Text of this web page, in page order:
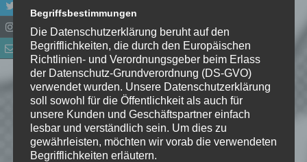
E-Mail-Adresse
Website
*Ich habe die
Datenschutzerklärungzur
Kenntnis genommen. Ich stimme
zu, dass meine Angaben dauerhaft
gespeichert werden.
Begriffsbestimmungen
Die Datenschutzerklärung beruht auf den
Begrifflichkeiten, die durch den Europäischen
Richtlinien- und Verordnungsgeber beim Erlass
der Datenschutz-Grundverordnung (DS-GVO)
verwendet wurden. Unsere Datenschutzerklärung
soll sowohl für die Öffentlichkeit als auch für
unsere Kunden und Geschäftspartner einfach
lesbar und verständlich sein. Um dies zu
gewährleisten, möchten wir vorab die verwendeten
Begrifflichkeiten erläutern.